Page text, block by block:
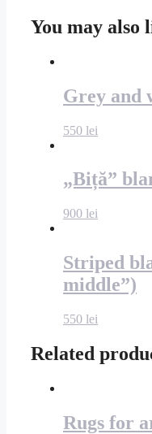
You may
Grey and
550 lei
„Biță”
900 lei
Striped
middle”)
550 lei
Related
Rugs for